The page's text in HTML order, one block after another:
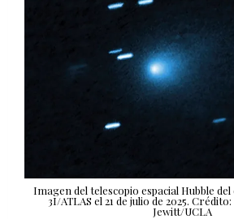
Imagen del telescopio espacial Hubble
3I/ATLAS el 21 de julio de 2025. Crédito:
Jewitt/UCLA